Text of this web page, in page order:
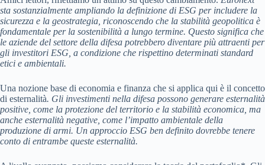
sta sostanzialmente ampliando la definizione di ESG per includere la
sicurezza e la geostrategia , riconoscendo che la stabilità geopolitica è
fondamentale per la sostenibilità a lungo termine. Questo significa che
le aziende del settore della difesa potrebbero diventare più attraenti per
gli investitori ESG, a condizione che rispettino determinati standard
etici e ambientali.
Una nozione base di economia e finanza che si applica qui è il concetto
di esternalità. Gli investimenti nella difesa possono generare esternalità
positive, come la protezione del territorio e la stabilità economica, ma
anche esternalità negative, come l’impatto ambientale della
produzione di armi. Un approccio ESG ben definito dovrebbe tenere
conto di entrambe queste esternalità.